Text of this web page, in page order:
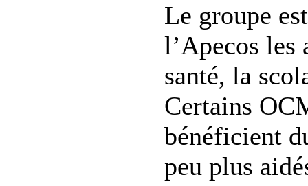
Le groupe
l’Apecos les
santé, la
Certains
bénéficient
peu plus